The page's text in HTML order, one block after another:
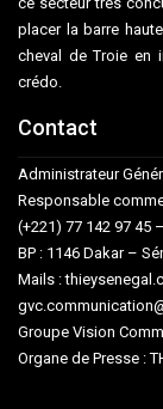
placer la barre
cheval de Troie en
crédo.
Contact
Administrateur
Responsable
(+221) 77 142 97 45
BP : 1146 Dakar –
Mails :
Groupe Vision
Organe de Presse :